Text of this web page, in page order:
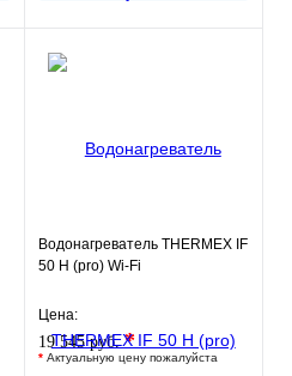
Водонагреватель THERMEX IF
50 H (pro) Wi-Fi
Цена:
19 545 руб.*
* Актуальную цену пожалуйста